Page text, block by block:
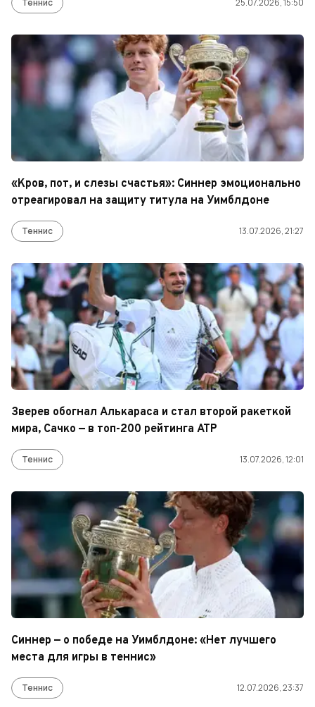
Теннис 25.07.2026, 15:50
«Кров, пот, и слезы счастья»: Синнер эмоционально
отреагировал на защиту титула на Уимблдоне
Теннис 13.07.2026, 21:27
Зверев обогнал Алькараса и стал второй ракеткой
мира, Сачко — в топ-200 рейтинга ATP
Теннис 13.07.2026, 12:01
Синнер — о победе на Уимблдоне: «Нет лучшего
места для игры в теннис»
Теннис 12.07.2026, 23:37